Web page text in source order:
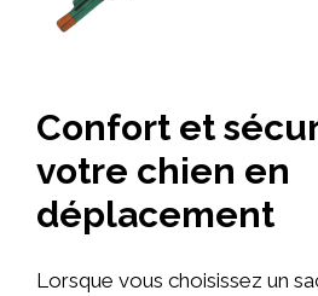
Confort et
votre chien en
déplacement
Lorsque vous choisissez un